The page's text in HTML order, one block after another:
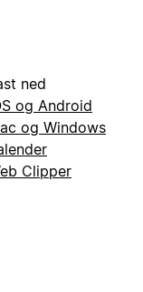
ned
og Android
og Windows
Clipper